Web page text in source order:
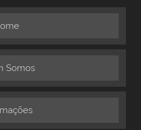
Somos